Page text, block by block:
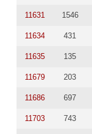
11631 1546
11634 431
11635 135
11679 203
11686 697
11703 743